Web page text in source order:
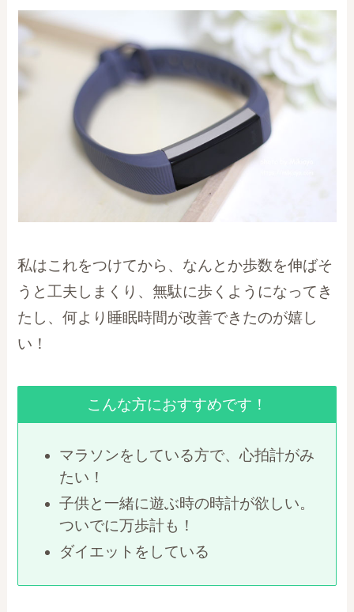
私はこれをつけてから、なんとか歩数を伸ばそ
うと工夫しまくり、無駄に歩くようになってき
たし、何より睡眠時間が改善できたのが嬉し
い！
こんな方におすすめです！
マラソンをしている方で、心拍計がみ
たい！
子供と一緒に遊ぶ時の時計が欲しい。
ついでに万歩計も！
ダイエットをしている